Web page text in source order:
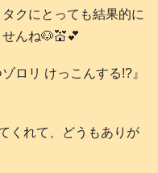
クにとっても結果的に
んね🐶💒💕
ロリ けっこんする!?』
くれて、どうもありが